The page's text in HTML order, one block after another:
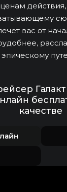
вас от
эпическому
качестве